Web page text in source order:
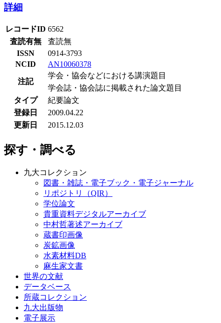
詳細
レコードID 6562
査読有無
査読無
ISSN
0914-3793
NCID
AN10060378
注記
学会・協会などにおける講演題目
学会誌・協会誌に掲載された論文題目
タイプ
紀要論文
登録日
2009.04.22
更新日
2015.12.03
探す・調べる
九大コレクション
図書・雑誌・電子ブック・電子ジャーナル
リポジトリ（QIR）
学位論文
貴重資料デジタルアーカイブ
中村哲著述アーカイブ
蔵書印画像
炭鉱画像
水素材料DB
麻生家文書
世界の文献
データベース
所蔵コレクション
九大出版物
電子展示